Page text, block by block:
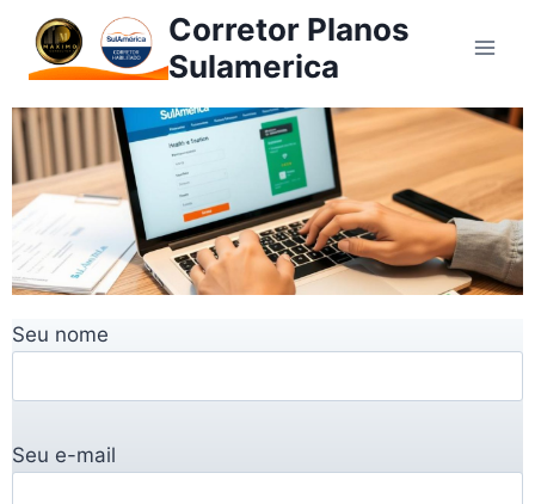
Corretor Planos
Sulamerica
Seu nome
Seu e-mail